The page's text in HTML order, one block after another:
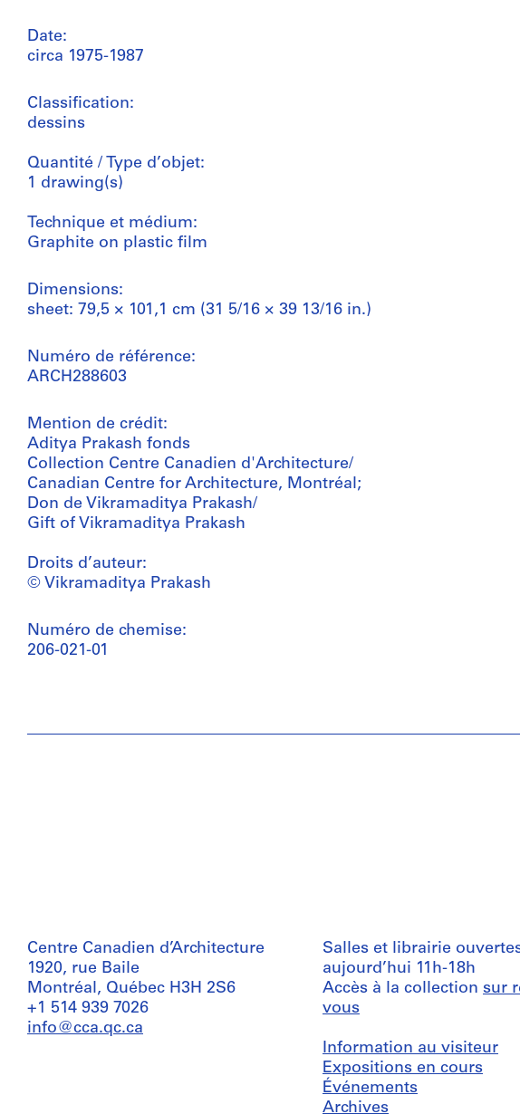
Date:
circa 1975-1987
Classification:
dessins
Quantité / Type d’objet:
1 drawing(s)
Technique et médium:
Graphite on plastic film
Dimensions:
sheet: 79,5 × 101,1 cm (31 5/16 × 39 13/16 in.)
Numéro de référence:
ARCH288603
Mention de crédit:
Aditya Prakash fonds
Collection Centre Canadien d'Architecture/
Canadian Centre for Architecture, Montréal;
Don de Vikramaditya Prakash/
Gift of Vikramaditya Prakash
Droits d’auteur:
© Vikramaditya Prakash
Numéro de chemise:
206-021-01
Centre Canadien d’Architecture
1920, rue Baile
Montréal, Québec H3H 2S6
+1 514 939 7026
info@cca.qc.ca
Salles et librairie
aujourd’hui 11h-18h
Accès à la collection sur
vous
Information au visiteur
Expositions en cours
Événements
Archives